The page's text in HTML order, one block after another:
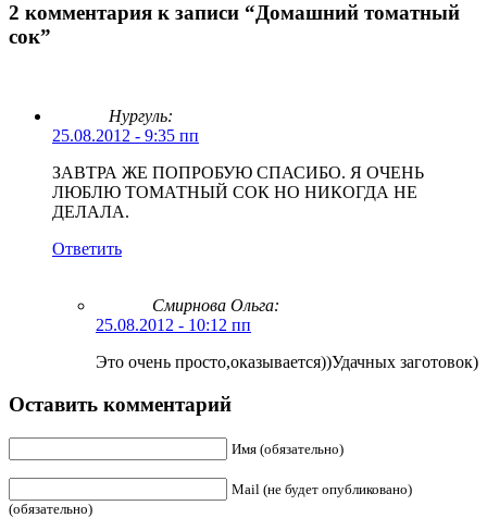
2 комментария к записи “Домашний томатный
сок”
Нургуль:
25.08.2012 - 9:35 пп
ЗАВТРА ЖЕ ПОПРОБУЮ СПАСИБО. Я ОЧЕНЬ
ЛЮБЛЮ ТОМАТНЫЙ СОК НО НИКОГДА НЕ
ДЕЛАЛА.
Ответить
Смирнова Ольга:
25.08.2012 - 10:12 пп
Это очень просто,оказывается))Удачных заготовок)
Оставить комментарий
Имя (обязательно)
Mail (не будет опубликовано)
(обязательно)